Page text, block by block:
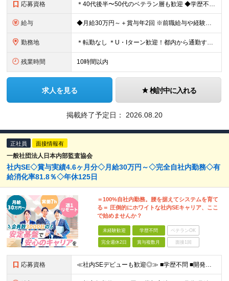
応募資格 ＊40代後半〜50代のベテラン層も歓迎 ◆学歴不問 ◆下記いずれかの経験をお持ちの方 ・サーバーの運用・管理経験がある方（年数不問） ・何らかのIT関連の実務経験 （ヘルプデスク、キッティング、カス
給与 ◆月給30万円～＋賞与年2回 ※前職給与や経験を最大限考慮し決定します。 ※残業手当100％支給 ※試用期間3ヶ月あり（給与・待遇に変更なし）
勤務地 ＊転勤なし ＊U・Iターン歓迎！都内から通勤する社員も多数在籍しています ◆千葉県浦安市北栄4丁目9−1 ※(変更の範囲)上記を除く当社関連勤務地
残業時間 10時間以内
求人を見る 検討中に入れる
掲載終了予定日： 2026.08.20
正社員 面接情報有
一般社団法人日本内部監査協会
社内SE◇賞与実績4.6ヶ月分◇月給30万円～◇完全自社内勤務◇有
給消化率81.8％◇年休125日
＝100%自社内勤務。腰を据えてシステムを育て
る＝ 圧倒的にホワイトな社内SEキャリア、ここ
で始めませんか？
未経験歓迎 学歴不問 ベテランOK
完全週休2日 賞与複数月 面接1回
応募資格 ≪社内SEデビューも歓迎◎≫ ■学歴不問 ■開発経験またはインフラでの構築経験をお持ちの方（年数不問） ～このような方はすぐにご活躍いただけます！～ □社内SEとしての業務経験がある方